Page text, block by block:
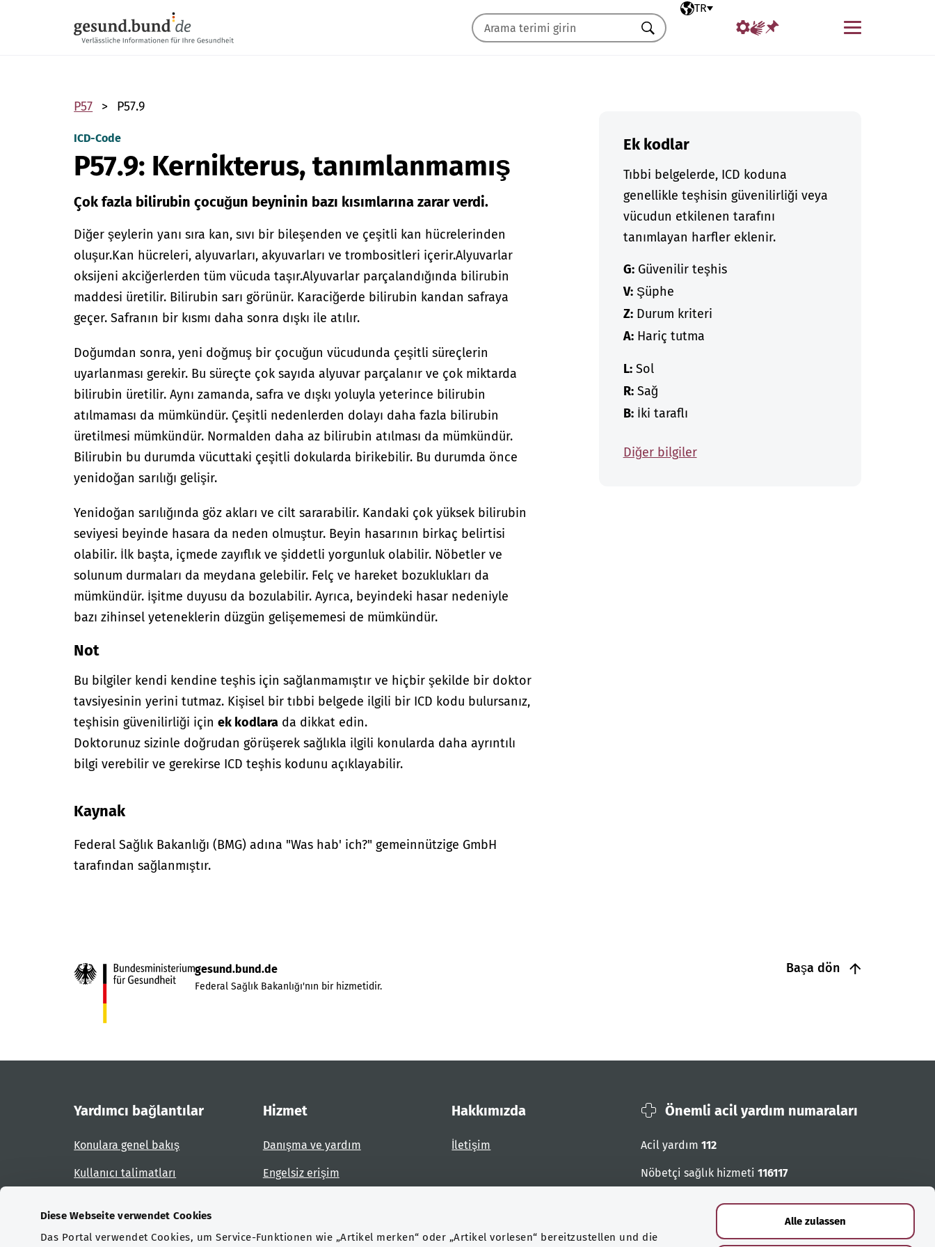
Diese Webseite verwendet Cookies
Das Portal verwendet Cookies, um Service-Funktionen wie „Artikel merken“ oder „Artikel vorlesen“ bereitzustellen und die
Alle zulassen
Seçili dil
TR
Menü
Ara
P57 P57.9
ICD-Code
P57.9: Kernikterus, tanımlanmamış
Çok fazla bilirubin çocuğun beyninin bazı kısımlarına zarar verdi.
Diğer şeylerin yanı sıra kan, sıvı bir bileşenden ve çeşitli kan hücrelerinden
oluşur.Kan hücreleri, alyuvarları, akyuvarları ve trombositleri içerir.Alyuvarlar
oksijeni akciğerlerden tüm vücuda taşır.Alyuvarlar parçalandığında bilirubin
maddesi üretilir. Bilirubin sarı görünür. Karaciğerde bilirubin kandan safraya
geçer. Safranın bir kısmı daha sonra dışkı ile atılır.
Doğumdan sonra, yeni doğmuş bir çocuğun vücudunda çeşitli süreçlerin
uyarlanması gerekir. Bu süreçte çok sayıda alyuvar parçalanır ve çok miktarda
bilirubin üretilir. Aynı zamanda, safra ve dışkı yoluyla yeterince bilirubin
atılmaması da mümkündür. Çeşitli nedenlerden dolayı daha fazla bilirubin
üretilmesi mümkündür. Normalden daha az bilirubin atılması da mümkündür.
Bilirubin bu durumda vücuttaki çeşitli dokularda birikebilir. Bu durumda önce
yenidoğan sarılığı gelişir.
Yenidoğan sarılığında göz akları ve cilt sararabilir. Kandaki çok yüksek bilirubin
seviyesi beyinde hasara da neden olmuştur. Beyin hasarının birkaç belirtisi
olabilir. İlk başta, içmede zayıflık ve şiddetli yorgunluk olabilir. Nöbetler ve
solunum durmaları da meydana gelebilir. Felç ve hareket bozuklukları da
mümkündür. İşitme duyusu da bozulabilir. Ayrıca, beyindeki hasar nedeniyle
bazı zihinsel yeteneklerin düzgün gelişememesi de mümkündür.
Not
Bu bilgiler kendi kendine teşhis için sağlanmamıştır ve hiçbir şekilde bir doktor
tavsiyesinin yerini tutmaz. Kişisel bir tıbbi belgede ilgili bir ICD kodu bulursanız,
teşhisin güvenilirliği içinek kodlara da dikkat edin.
Doktorunuz sizinle doğrudan görüşerek sağlıkla ilgili konularda daha ayrıntılı
bilgi verebilir ve gerekirse ICD teşhis kodunu açıklayabilir.
Kaynak
Federal Sağlık Bakanlığı (BMG) adına "Was hab' ich?" gemeinnützige GmbH
tarafından sağlanmıştır.
Ek kodlar
Tıbbi belgelerde, ICD koduna
genellikle teşhisin güvenilirliği veya
vücudun etkilenen tarafını
tanımlayan harfler eklenir.
G:Güvenilir teşhis
V:Şüphe
Z:Durum kriteri
A:Hariç tutma
L:Sol
R:Sağ
B:İki taraflı
Diğer bilgiler
Başa dön
gesund.bund.de
Federal Sağlık Bakanlığı'nın bir hizmetidir.
Yardımcı bağlantılar
Konulara genel bakış
Kullanıcı talimatları
Hizmet
Danışma ve yardım
Engelsiz erişim
Hakkımızda
İletişim
Önemli acil yardım numaraları
Acil yardım 112
Nöbetçi sağlık hizmeti 116117
Acil cagri numaralari
Sertifikasyonlar